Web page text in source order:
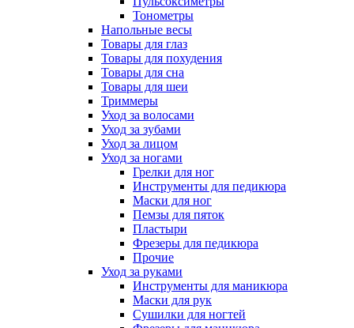
Тонометры
Напольные весы
Товары для глаз
Товары для похудения
Товары для сна
Товары для шеи
Триммеры
Уход за волосами
Уход за зубами
Уход за лицом
Уход за ногами
Грелки для ног
Инструменты для педикюра
Маски для ног
Пемзы для пяток
Пластыри
Фрезеры для педикюра
Прочие
Уход за руками
Инструменты для маникюра
Маски для рук
Сушилки для ногтей